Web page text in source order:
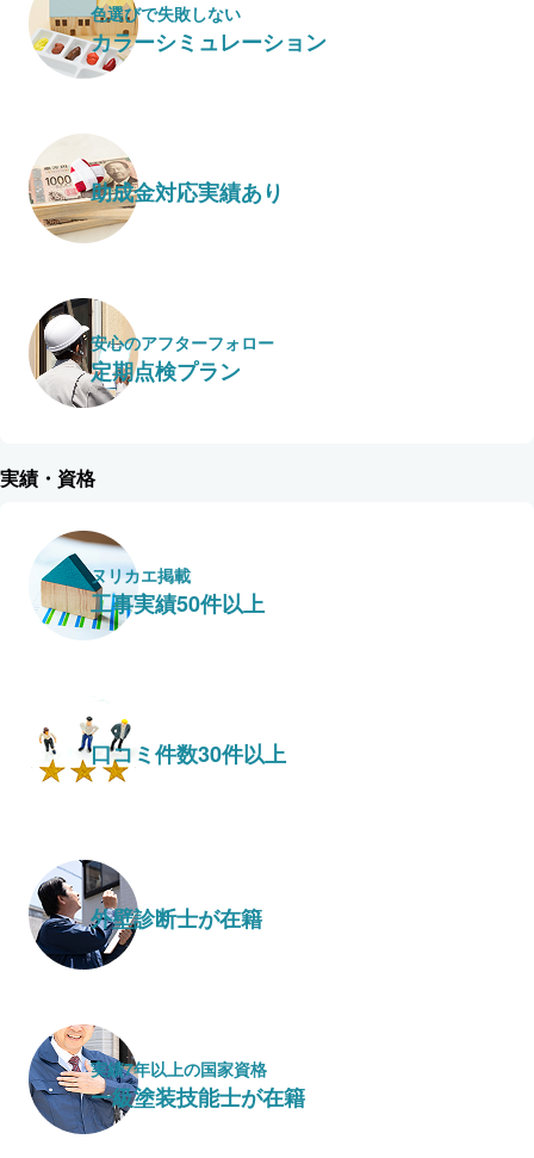
色選びで失敗しない
カラーシミュレーション
助成金対応実績あり
安心のアフターフォロー
定期点検プラン
実績・資格
ヌリカエ掲載
工事実績50件以上
口コミ件数30件以上
外壁診断士が在籍
実績7年以上の国家資格
一級塗装技能士が在籍